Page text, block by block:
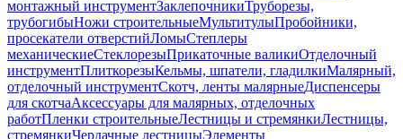
монтажный инструментЗаклепочникиТруборезы,
трубогибыНожи строительныеМультитулыПробойники,
просекатели отверстийЛомыСтеплеры
механическиеСтеклорезыПрикаточные валикиОтделочный
инструментПлиткорезыКельмы, шпатели, гладилкиМалярный,
отделочный инструментСкотч, ленты малярныеДиспенсеры
для скотчаАксессуары для малярных, отделочных
работПленки строительныеЛестницы и стремянкиЛестницы,
стремянкиЧердачные лестницыЭлементы